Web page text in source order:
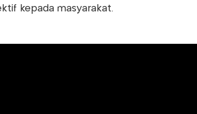
kepada masyarakat.